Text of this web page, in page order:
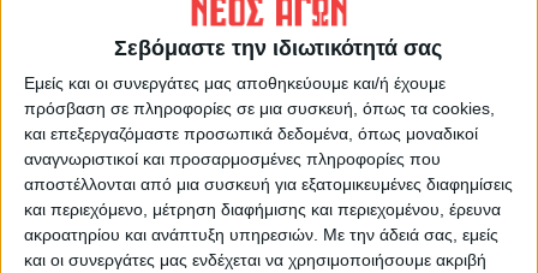
Σεβόμαστε την ιδιωτικότητά σας
Εμείς και οι συνεργάτες μας αποθηκεύουμε και/ή έχουμε
πρόσβαση σε πληροφορίες σε μια συσκευή, όπως τα cookies,
και επεξεργαζόμαστε προσωπικά δεδομένα, όπως μοναδικοί
αναγνωριστικοί και προσαρμοσμένες πληροφορίες που
αποστέλλονται από μια συσκευή για εξατομικευμένες διαφημίσεις
και περιεχόμενο, μέτρηση διαφήμισης και περιεχομένου, έρευνα
ακροατηρίου και ανάπτυξη υπηρεσιών. Με την άδειά σας, εμείς
και οι συνεργάτες μας ενδέχεται να χρησιμοποιήσουμε ακριβή
Αλληλεγγύης του Δήμου
Καρδίτσας